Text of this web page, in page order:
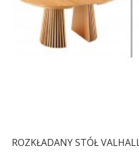
ROZKŁADANY STÓŁ